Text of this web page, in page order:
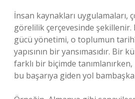
İnsan kaynakları uygulamaları,
görelilik çerçevesinde
gücü yönetimi, o toplumun
yapısının bir yansımasıdır. Bir
farklı bir biçimde
bu başarıya giden yol